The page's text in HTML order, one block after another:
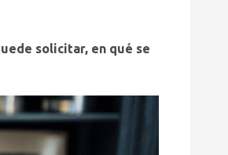
solicitar, en qué se